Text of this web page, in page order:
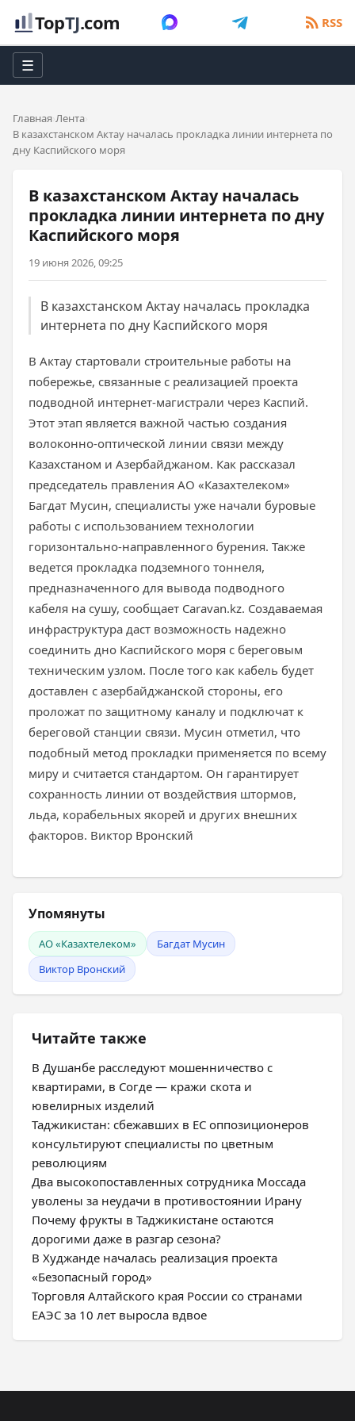
TopTJ.com RSS
☰
Главная Лента
В казахстанском Актау началась прокладка линии интернета по
дну Каспийского моря
В казахстанском Актау началась
прокладка линии интернета по дну
Каспийского моря
19 июня 2026, 09:25
В казахстанском Актау началась прокладка
интернета по дну Каспийского моря
В Актау стартовали строительные работы на
побережье, связанные с реализацией проекта
подводной интернет-магистрали через Каспий.
Этот этап является важной частью создания
волоконно-оптической линии связи между
Казахстаном и Азербайджаном. Как рассказал
председатель правления АО «Казахтелеком»
Багдат Мусин, специалисты уже начали буровые
работы с использованием технологии
горизонтально-направленного бурения. Также
ведется прокладка подземного тоннеля,
предназначенного для вывода подводного
кабеля на сушу, сообщает Caravan.kz. Создаваемая
инфраструктура даст возможность надежно
соединить дно Каспийского моря с береговым
техническим узлом. После того как кабель будет
доставлен с азербайджанской стороны, его
проложат по защитному каналу и подключат к
береговой станции связи. Мусин отметил, что
подобный метод прокладки применяется по всему
миру и считается стандартом. Он гарантирует
сохранность линии от воздействия штормов,
льда, корабельных якорей и других внешних
факторов. Виктор Вронский
Упомянуты
АО «Казахтелеком»
Багдат Мусин
Виктор Вронский
Читайте также
В Душанбе расследуют мошенничество с
квартирами, в Согде — кражи скота и
ювелирных изделий
Таджикистан: сбежавших в ЕС оппозиционеров
консультируют специалисты по цветным
революциям
Два высокопоставленных сотрудника Моссада
уволены за неудачи в противостоянии Ирану
Почему фрукты в Таджикистане остаются
дорогими даже в разгар сезона?
В Худжанде началась реализация проекта
«Безопасный город»
Торговля Алтайского края России со странами
ЕАЭС за 10 лет выросла вдвое